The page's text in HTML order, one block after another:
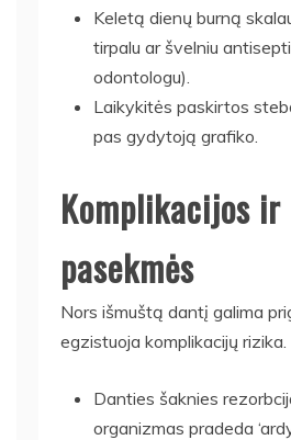
Keletą dienų burną
tirpalu ar švelniu
odontologu).
Laikykitės paskirtos
pas gydytoją grafiko.
Komplikacijos
pasekmės
Nors išmuštą dantį galima
egzistuoja komplikacijų rizika.
Danties šaknies
organizmas pradeda